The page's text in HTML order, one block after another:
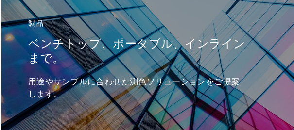
製品
ベンチトップ、ポータブル、インライン
まで。
用途やサンプルに合わせた測色ソリューションをご提案
します。